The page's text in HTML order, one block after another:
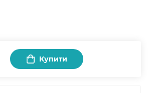
Купити